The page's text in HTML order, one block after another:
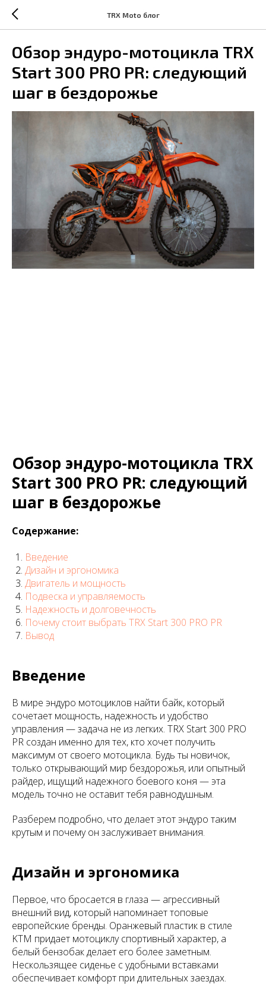
TRX Moto блог
Обзор эндуро-мотоцикла TRX
Start 300 PRO PR: следующий
шаг в бездорожье
Обзор эндуро-мотоцикла TRX
Start 300 PRO PR: следующий
шаг в бездорожье
Содержание:
Введение
Дизайн и эргономика
Двигатель и мощность
Подвеска и управляемость
Надежность и долговечность
Почему стоит выбрать TRX Start 300 PRO PR
Вывод
Введение
В мире эндуро мотоциклов найти байк, который
сочетает мощность, надежность и удобство
управления — задача не из легких. TRX Start 300 PRO
PR создан именно для тех, кто хочет получить
максимум от своего мотоцикла. Будь ты новичок,
только открывающий мир бездорожья, или опытный
райдер, ищущий надежного боевого коня — эта
модель точно не оставит тебя равнодушным.
Разберем подробно, что делает этот эндуро таким
крутым и почему он заслуживает внимания.
Дизайн и эргономика
Первое, что бросается в глаза — агрессивный
внешний вид, который напоминает топовые
европейские бренды. Оранжевый пластик в стиле
KTM придает мотоциклу спортивный характер, а
белый бензобак делает его более заметным.
Нескользящее сиденье с удобными вставками
обеспечивает комфорт при длительных заездах.